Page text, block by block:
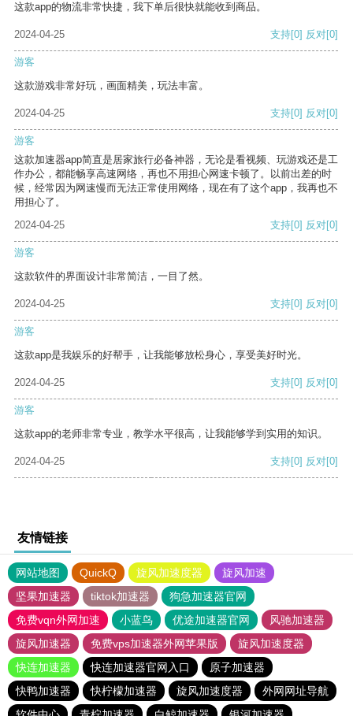
这款app的物流非常快捷，我下单后很快就能收到商品。
2024-04-25 支持[0] 反对[0]
游客
这款游戏非常好玩，画面精美，玩法丰富。
2024-04-25 支持[0] 反对[0]
游客
这款加速器app简直是居家旅行必备神器，无论是看视频、玩游戏还是工
作办公，都能畅享高速网络，再也不用担心网速卡顿了。以前出差的时
候，经常因为网速慢而无法正常使用网络，现在有了这个app，我再也不
用担心了。
2024-04-25
支持[0] 反对[0]
游客
这款软件的界面设计非常简洁，一目了然。
2024-04-25 支持[0] 反对[0]
游客
这款app是我娱乐的好帮手，让我能够放松身心，享受美好时光。
2024-04-25 支持[0] 反对[0]
游客
这款app的老师非常专业，教学水平很高，让我能够学到实用的知识。
2024-04-25 支持[0] 反对[0]
友情链接
网站地图 QuickQ 旋风加速度器
旋风加速
坚果加速器
tiktok加速器
狗急加速器官网
免费vqn外网加速
小蓝鸟 优途加速器官网
风驰加速器
旋风加速器
免费vps加速器外网苹果版
旋风加速度器
快连加速器
快连加速器官网入口
原子加速器
快鸭加速器
快柠檬加速器 旋风加速度器
外网网址导航